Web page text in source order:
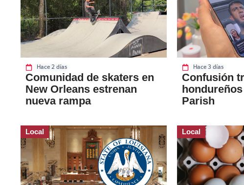
Hace 2 días
Comunidad de skaters en
New Orleans estrenan
nueva rampa
Hace 3 días
Confusión
Parish
Local Local